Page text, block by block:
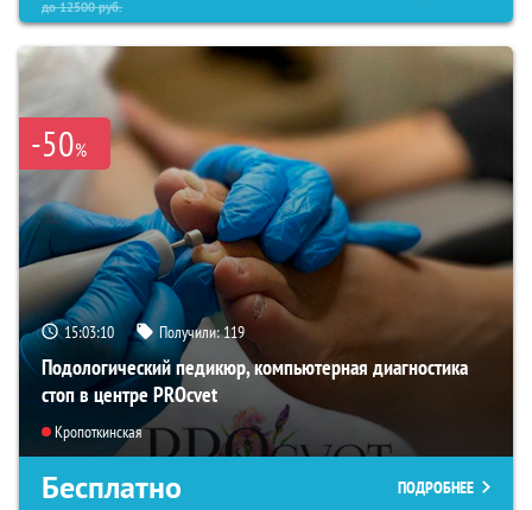
до12500руб.
-50%
15:03:09 Получили:119
Подологический педикюр, компьютерная диагностика
стоп в центре PROcvet
Кропоткинская
Бесплатно ПОДРОБНЕЕ